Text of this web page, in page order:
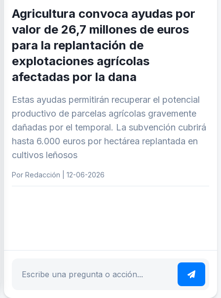
Agricultura convoca ayudas por
valor de 26,7 millones de euros
para la replantación de
explotaciones agrícolas
afectadas por la dana
Estas ayudas permitirán recuperar el potencial
productivo de parcelas agrícolas gravemente
dañadas por el temporal. La subvención cubrirá
hasta 6.000 euros por hectárea replantada en
cultivos leñosos
Por Redacción | 12-06-2026
Escribe tu pregunta